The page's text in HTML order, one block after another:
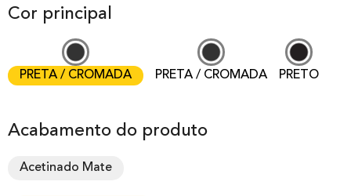
Cor principal
PRETA / CROMADA PRETA / CROMADA PRETO
Acabamento do produto
Acetinado Mate